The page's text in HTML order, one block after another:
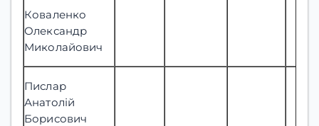
Коваленко
Олександр
Миколайович
Пислар
Анатолій
Борисович